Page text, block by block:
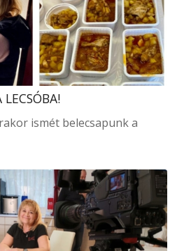
LECSÓBA!
ismét belecsapunk a